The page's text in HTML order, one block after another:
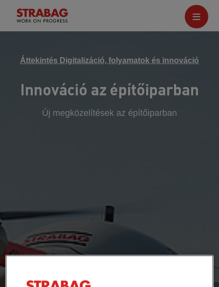
Áttekintés Digitalizáció, folyamatok és innováció
Innováció az építőiparban
Új megközelítések az építőiparban